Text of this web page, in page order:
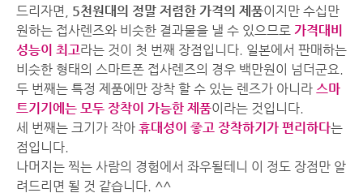
드리자면, 5천원대의 정말 저렴한 가격의 제품이지만 수십만
원하는 접사렌즈와 비슷한 결과물을 낼 수 있으므로 가격대비
성능이 최고라는 것이 첫 번째 장점입니다. 일본에서 판매하는
비슷한 형태의 스마트폰 접사렌즈의 경우 백만원이 넘더군요.
두 번째는 특정 제품에만 장착 할 수 있는 렌즈가 아니라 스마
트기기에는 모두 장착이 가능한 제품이라는 것입니다.
세 번째는 크기가 작아 휴대성이 좋고 장착하기가 편리하다는
점입니다.
나머지는 찍는 사람의 경험에서 좌우될테니 이 정도 장점만 알
려드리면 될 것 같습니다. ^^